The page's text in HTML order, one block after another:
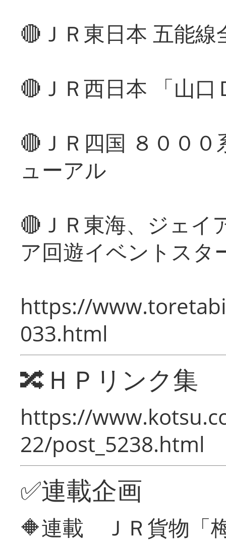
🔴ＪＲ東日本 五能
🔴ＪＲ西日本 「山
🔴ＪＲ四国 ８００
ューアル
🔴ＪＲ東海、ジェイ
ア回遊イベントスタ
https://
033.html
🔀ＨＰリンク集
https://
22/post_5238.html
✅連載企画
🔶連載 ＪＲ貨物「